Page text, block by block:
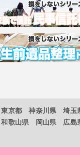
東京都 神奈川県 埼玉
和歌山県 岡山県 広島